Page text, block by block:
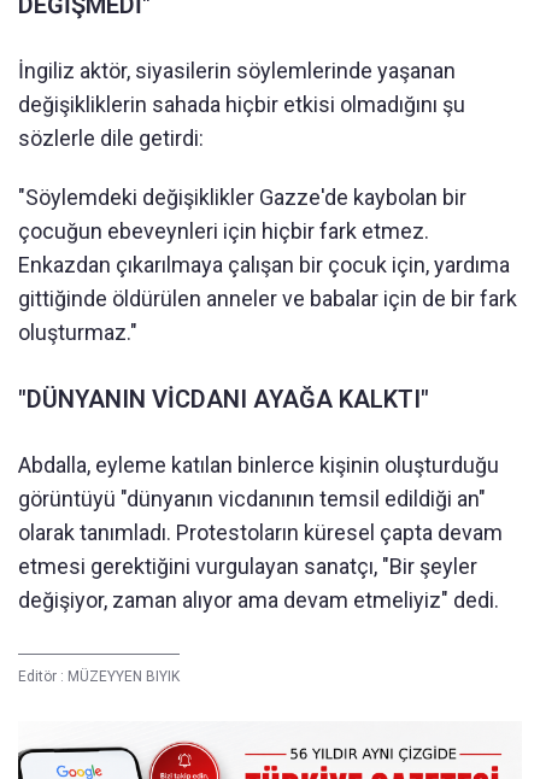
İngiliz aktör, siyasilerin söylemlerinde yaşanan
değişikliklerin sahada hiçbir etkisi olmadığını şu
sözlerle dile getirdi:
"Söylemdeki değişiklikler Gazze'de kaybolan bir
çocuğun ebeveynleri için hiçbir fark etmez.
Enkazdan çıkarılmaya çalışan bir çocuk için, yardıma
gittiğinde öldürülen anneler ve babalar için de bir fark
oluşturmaz."
"DÜNYANIN VİCDANI AYAĞA KALKTI"
Abdalla, eyleme katılan binlerce kişinin oluşturduğu
görüntüyü "dünyanın vicdanının temsil edildiği an"
olarak tanımladı. Protestoların küresel çapta devam
etmesi gerektiğini vurgulayan sanatçı, "Bir şeyler
değişiyor, zaman alıyor ama devam etmeliyiz" dedi.
Editör : MÜZEYYEN BIYIK